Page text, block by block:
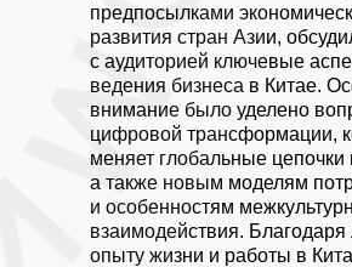
предпосылками
развития стран Азии,
с аудиторией ключевые
ведения бизнеса в Китае.
внимание было уделено
цифровой трансформации,
меняет глобальные цепочки
а также новым моделям
и особенностям
взаимодействия.
опыту жизни и работы в